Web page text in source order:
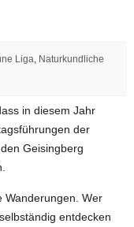
Liga, Naturkundliche
in diesem Jahr
der
Geisingberg
Wanderungen. Wer
entdecken